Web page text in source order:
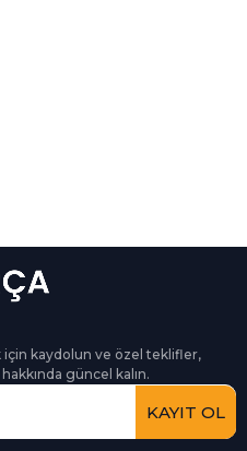
için kaydolun ve özel teklifler,
güncel kalın.
KAYIT OL